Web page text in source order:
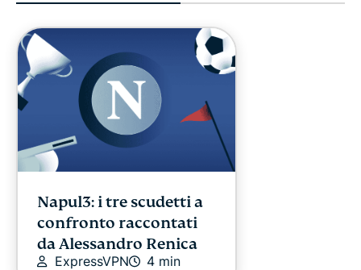
Napul3: i tre scudetti a
confronto raccontati
da Alessandro Renica
ExpressVPN 4 min